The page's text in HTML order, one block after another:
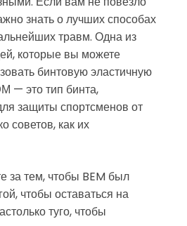
знать о лучших способах
травм. Одна из
которые вы можете
бинтовую эластичную
— это тип бинта,
защиты спортсменов от
советов, как их
за тем, чтобы BEM был
чтобы оставаться на
туго, чтобы